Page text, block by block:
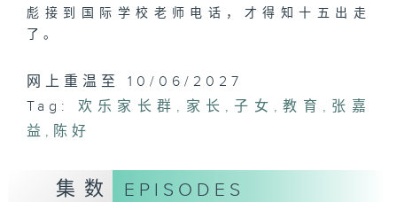
彪接到国际学校老师电话，才得知十五出走
了。
网上重温至 10/06/2027
Tag:
欢乐家长群 , 家长 , 子女 , 教育 , 张嘉
益 , 陈好
集数 EPISODES